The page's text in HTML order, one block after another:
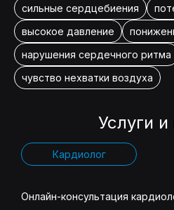
сильные сердцебиения
высокое давление
нарушения сердечного ритма
чувство нехватки воздуха
Услуги
Кардиолог
Онлайн-консультация